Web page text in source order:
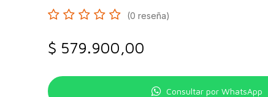
(0 reseña)
$ 579.900,00
Consultar por WhatsApp